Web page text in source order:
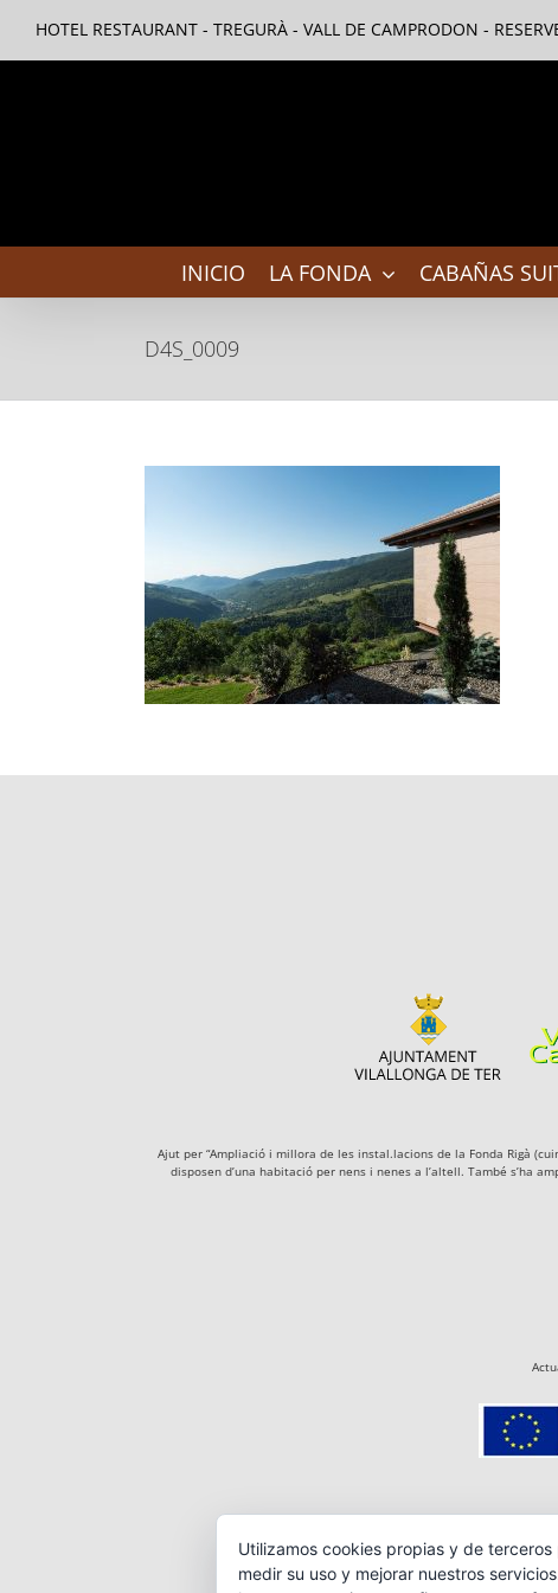
contenido
HOTEL RESTAURANT - TREGURÀ - VALL DE CAMPRODON -
INICIO LA FONDA CABAÑAS
D4S_0009
Ajut per “Ampliació i millora de les instal.lacions de la Fonda Rigà
disposen d’una habitació per nens i nenes a l’altell. També s’ha
Utilizamos cookies propias y de
medir su uso y mejorar nuestros